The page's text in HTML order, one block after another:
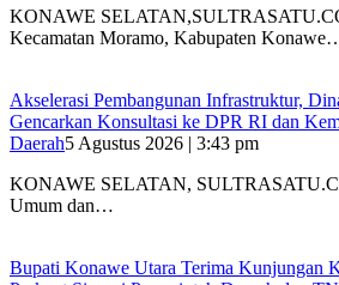
KONAWE
Kecamatan Moramo, Kabupaten
Akselerasi Pembangunan Infrastruktur,
Gencarkan Konsultasi ke DPR RI dan
Daerah5 Agustus 2026 | 3:43 pm
KONAWE SELATAN,
Umum dan…
Bupati Konawe Utara Terima Kunjungan